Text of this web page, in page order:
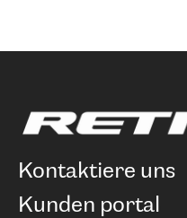
kontaktiere uns
kunden portal